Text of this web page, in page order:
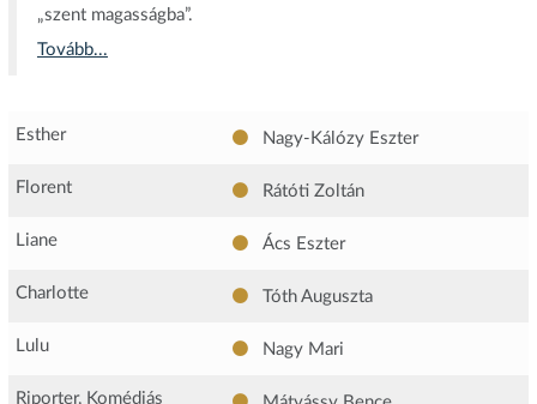
„szent magasságba”.
Tovább...
Esther Nagy-Kálózy Eszter
Florent Rátóti Zoltán
Liane Ács Eszter
Charlotte Tóth Auguszta
Lulu Nagy Mari
Riporter, Komédiás